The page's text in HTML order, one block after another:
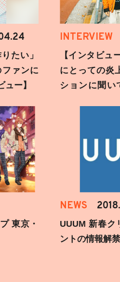
たい」
ァンに
ー】
INTERVIEW
【インタビュ
にとっての炎
ションに聞い
東京・
NEWS
UUUM 新春ク
ントの情報解禁